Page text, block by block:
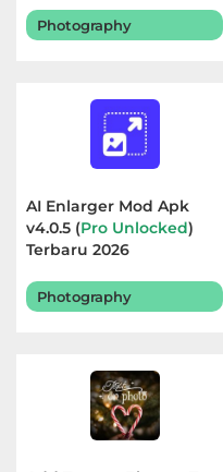
Photography
AI Enlarger Mod Apk
v4.0.5 (Pro Unlocked)
Terbaru 2026
Photography